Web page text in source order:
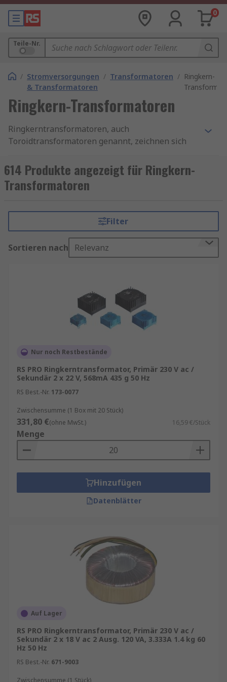
0
Teile-Nr.
/ Stromversorgungen
& Transformatoren
/ Transformatoren / Ringkern-
Ringkern-Transformatoren
Ringkerntransformatoren, auch
Toroidtransformatoren genannt, zeichnen sich
Konstruktion ermöglicht einen besonders hohen
Wirkungsgrad, geringe elektromagnetische
Streufelder und eine kompakte Bauweise.
bei denen Platz, Energieeffizienz und
Betriebssicherheit entscheidend sind.
RS ist Ihr Ansprechpartner für das
Beschaffungsmanagement Ihrer
Allgemeine Infos zur Funktionsweise von
Stelltrafos finden Sie in unseremRatgeber
Ringkerntrafos kaufen
Die Auswahl des passenden
Ringkerntransformators hängt von mehreren
technischen Kriterien ab.Prüfen Sie zunächst die
erforderliche
Primär- und Sekundärspannung
Für industrielle Anwendungen werden häufig
Eingangsspannungen von 230 V AC verwendet,
während die Ausgangsspannung je nach
Anwendung beispielsweise 12 V, 24 V oder 48 V
Ein weiteres wichtiges Kriterium ist die
. Der Transformator sollte ausreichend
% kann die Lebensdauer
erhöhen.Berücksichtigen Sie außerdem:
Nennleistung (VA)
Primär- und Sekundärspannung
Anzahl der Sekundärwicklungen
Einbaumaße
Wirkungsgrad
Isolation und Schutzklasse
614 Produkte angezeigt für Ringkern-
Transformatoren
Filter
Sortieren nach Relevanz
Nur noch Restbestände
RS PRO Ringkerntransformator, Primär 230 V ac /
Sekundär 2 x 22 V, 568mA 435 g 50 Hz
RS Best.-Nr. 173-0077
Zwischensumme (1 Box mit 20 Stück)
331,80 €(ohne MwSt.) 16,59 €/Stück
Menge
Hinzufügen
Datenblätter
Auf Lager
RS PRO Ringkerntransformator, Primär 230 V ac /
Sekundär 2 x 18 V ac 2 Ausg. 120 VA, 3.333A 1.4 kg 60
Hz 50 Hz
RS Best.-Nr. 671-9003
Zwischensumme (1 Stück)